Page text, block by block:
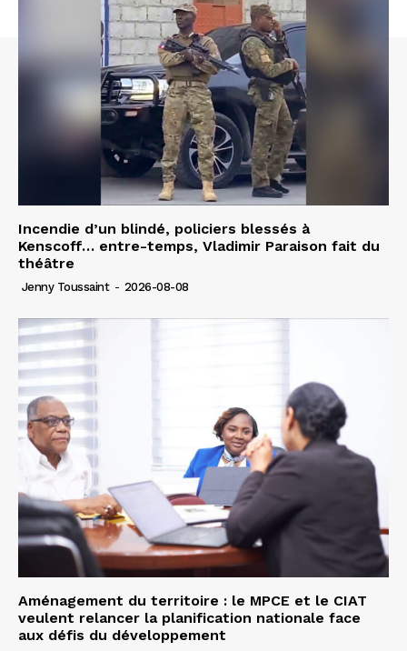
Incendie d’un blindé, policiers blessés à
Kenscoff… entre-temps, Vladimir Paraison fait du
théâtre
Jenny Toussaint - 2026-08-08
Aménagement du territoire : le MPCE et le CIAT
veulent relancer la planification nationale face
aux défis du développement